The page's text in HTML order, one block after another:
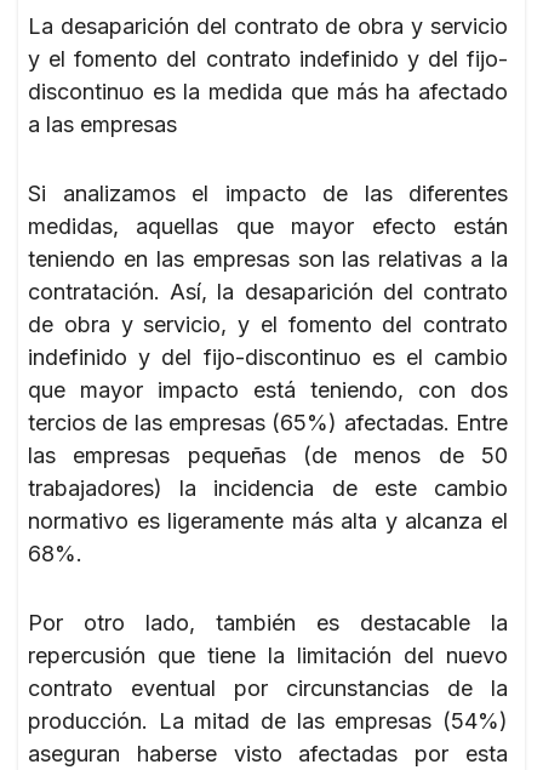
La desaparición del contrato de obra y servicio
y el fomento del contrato indefinido y del fijo-
discontinuo es la medida que más ha afectado
a las empresas
Si analizamos el impacto de las diferentes
medidas, aquellas que mayor efecto están
teniendo en las empresas son las relativas a la
contratación. Así, la desaparición del contrato
de obra y servicio, y el fomento del contrato
indefinido y del fijo-discontinuo es el cambio
que mayor impacto está teniendo, con dos
tercios de las empresas (65%) afectadas. Entre
las empresas pequeñas (de menos de 50
trabajadores) la incidencia de este cambio
normativo es ligeramente más alta y alcanza el
68%.
Por otro lado, también es destacable la
repercusión que tiene la limitación del nuevo
contrato eventual por circunstancias de la
producción. La mitad de las empresas (54%)
aseguran haberse visto afectadas por esta